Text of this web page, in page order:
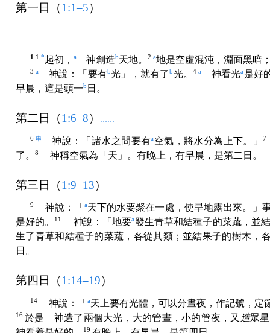
第一日（1:1–5）
1 1 *起初， a 神創造b天地。 2 a地是空虛混沌，淵面黑暗
3a 神說：「要有b光」，就有了b光。4a 神看光a是好
早晨，這是頭一b 日。
第二日（1:6–8）
6 串 神說：「諸水之間要有a空氣，將水分為上下。」 7
了。
8 神稱空氣為「天」。有晚上，有早晨，是第二日。
第三日（1:9–13） ……
9 神說：「 a天下的水要聚在一處，使旱地露出來。」
是好的。
11 神說：「地要a發生青草和結種子的菜蔬，並
生了青草和結種子的菜蔬，各從其類；並結果子的樹木
日。
第四日（1:14–19） ……
14 神說：「 a天上要有光體，可以分晝夜，作記號，定
16於是 神造了兩個大光，大的管晝，小的管夜，又 造眾
19